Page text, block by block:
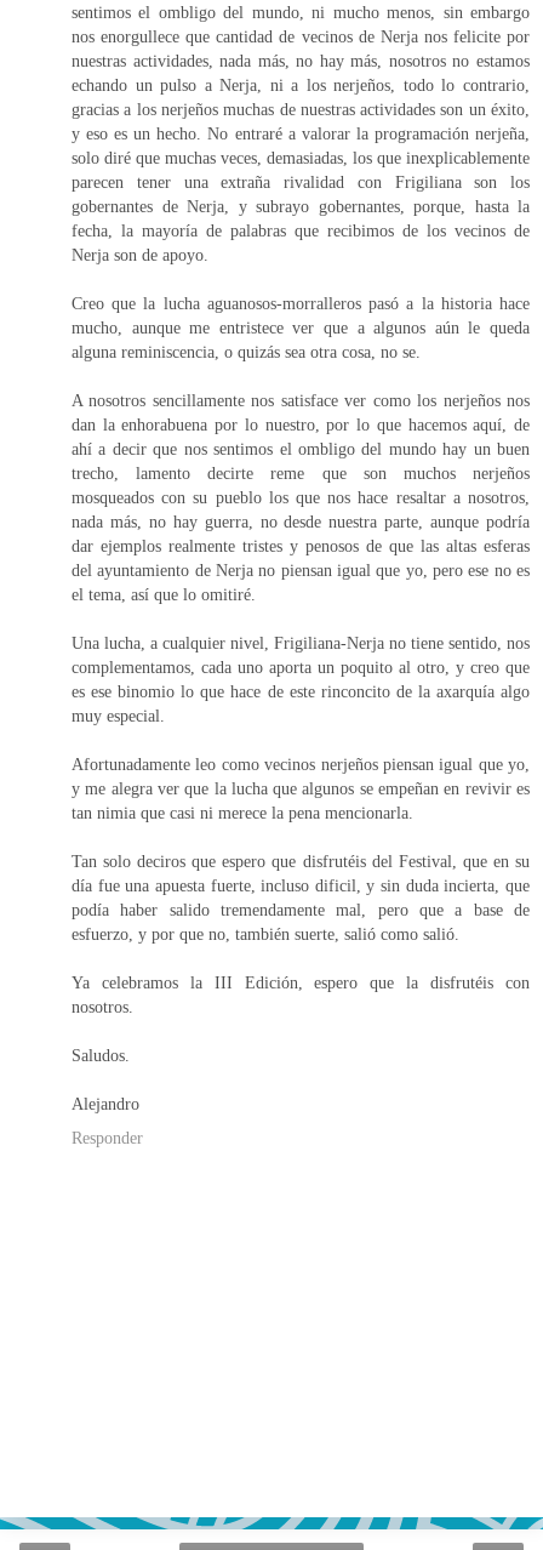
sentimos el ombligo del mundo, ni mucho menos, sin embargo
nos enorgullece que cantidad de vecinos de Nerja nos felicite por
nuestras actividades, nada más, no hay más, nosotros no estamos
echando un pulso a Nerja, ni a los nerjeños, todo lo contrario,
gracias a los nerjeños muchas de nuestras actividades son un éxito,
y eso es un hecho. No entraré a valorar la programación nerjeña,
solo diré que muchas veces, demasiadas, los que inexplicablemente
parecen tener una extraña rivalidad con Frigiliana son los
gobernantes de Nerja, y subrayo gobernantes, porque, hasta la
fecha, la mayoría de palabras que recibimos de los vecinos de
Nerja son de apoyo.
Creo que la lucha aguanosos-morralleros pasó a la historia hace
mucho, aunque me entristece ver que a algunos aún le queda
alguna reminiscencia, o quizás sea otra cosa, no se.
A nosotros sencillamente nos satisface ver como los nerjeños nos
dan la enhorabuena por lo nuestro, por lo que hacemos aquí, de
ahí a decir que nos sentimos el ombligo del mundo hay un buen
trecho, lamento decirte reme que son muchos nerjeños
mosqueados con su pueblo los que nos hace resaltar a nosotros,
nada más, no hay guerra, no desde nuestra parte, aunque podría
dar ejemplos realmente tristes y penosos de que las altas esferas
del ayuntamiento de Nerja no piensan igual que yo, pero ese no es
el tema, así que lo omitiré.
Una lucha, a cualquier nivel, Frigiliana-Nerja no tiene sentido, nos
complementamos, cada uno aporta un poquito al otro, y creo que
es ese binomio lo que hace de este rinconcito de la axarquía algo
muy especial.
Afortunadamente leo como vecinos nerjeños piensan igual que yo,
y me alegra ver que la lucha que algunos se empeñan en revivir es
tan nimia que casi ni merece la pena mencionarla.
Tan solo deciros que espero que disfrutéis del Festival, que en su
día fue una apuesta fuerte, incluso dificil, y sin duda incierta, que
podía haber salido tremendamente mal, pero que a base de
esfuerzo, y por que no, también suerte, salió como salió.
Ya celebramos la III Edición, espero que la disfrutéis con
nosotros.
Saludos.
Alejandro
Responder